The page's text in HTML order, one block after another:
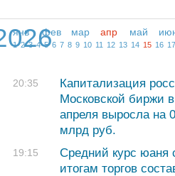
янв фев мар апр май
1 2 3 4 5 6 7 8 9 10 11 12 13 14 15 16 17
20:35
Капитализация
Московской биржи
апреля выросла на
млрд руб.
19:15
Средний курс юаня
итогам торгов